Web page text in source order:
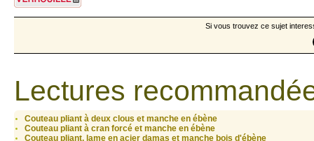
Si vous trouvez ce sujet
Lectures
Couteau pliant à deux clous et manche en ébène
Couteau pliant à cran forcé et manche en ébène
Couteau pliant, lame en acier damas et manche bois d'ébène